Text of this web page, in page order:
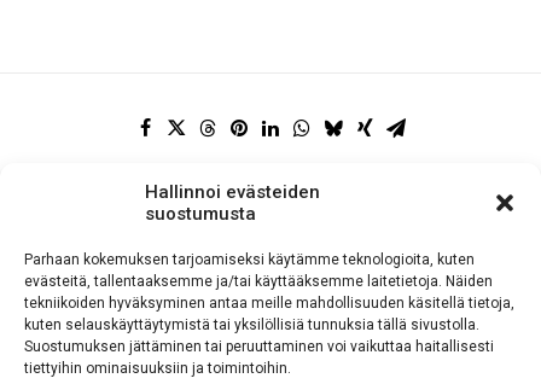
Hallinnoi evästeiden
suostumusta
Parhaan kokemuksen tarjoamiseksi käytämme teknologioita, kuten
evästeitä, tallentaaksemme ja/tai käyttääksemme laitetietoja. Näiden
tekniikoiden hyväksyminen antaa meille mahdollisuuden käsitellä tietoja,
kuten selauskäyttäytymistä tai yksilöllisiä tunnuksia tällä sivustolla.
Suostumuksen jättäminen tai peruuttaminen voi vaikuttaa haitallisesti
tiettyihin ominaisuuksiin ja toimintoihin.
SISKOT & SIMOT